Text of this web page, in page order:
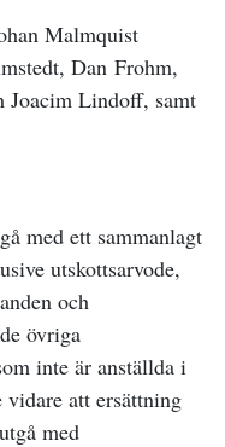
Malmquist
Dan Frohm,
Joacim Lindoff, samt
med ett sammanlagt
utskottsarvode,
och
övriga
inte är anställda i
vidare att ersättning
med